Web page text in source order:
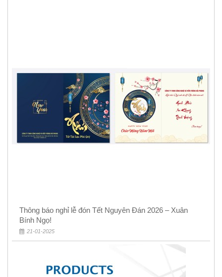
Thông báo nghỉ lễ đón Tết Nguyên Đán 2026 – Xuân
Bính Ngọ!
21-01-2025